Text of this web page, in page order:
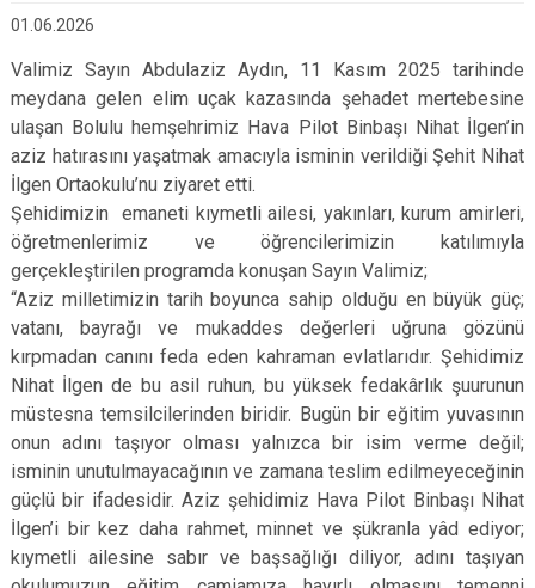
01.06.2026
Valimiz Sayın Abdulaziz Aydın, 11 Kasım 2025 tarihinde
meydana gelen elim uçak kazasında şehadet mertebesine
ulaşan Bolulu hemşehrimiz Hava Pilot Binbaşı Nihat İlgen’in
aziz hatırasını yaşatmak amacıyla isminin verildiği Şehit Nihat
İlgen Ortaokulu’nu ziyaret etti.
Şehidimizin emaneti kıymetli ailesi, yakınları, kurum amirleri,
öğretmenlerimiz ve öğrencilerimizin katılımıyla
gerçekleştirilen programda konuşan Sayın Valimiz;
“Aziz milletimizin tarih boyunca sahip olduğu en büyük güç;
vatanı, bayrağı ve mukaddes değerleri uğruna gözünü
kırpmadan canını feda eden kahraman evlatlarıdır. Şehidimiz
Nihat İlgen de bu asil ruhun, bu yüksek fedakârlık şuurunun
müstesna temsilcilerinden biridir. Bugün bir eğitim yuvasının
onun adını taşıyor olması yalnızca bir isim verme değil;
isminin unutulmayacağının ve zamana teslim edilmeyeceğinin
güçlü bir ifadesidir. Aziz şehidimiz Hava Pilot Binbaşı Nihat
İlgen’i bir kez daha rahmet, minnet ve şükranla yâd ediyor;
kıymetli ailesine sabır ve başsağlığı diliyor, adını taşıyan